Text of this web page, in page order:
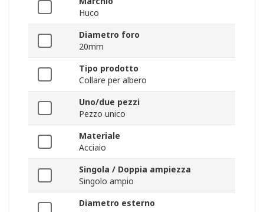
Huco
Diametro foro
20mm
Tipo prodotto
Collare per albero
Uno/due pezzi
Pezzo unico
Materiale
Acciaio
Singola / Doppia ampiezza
Singolo ampio
Diametro esterno